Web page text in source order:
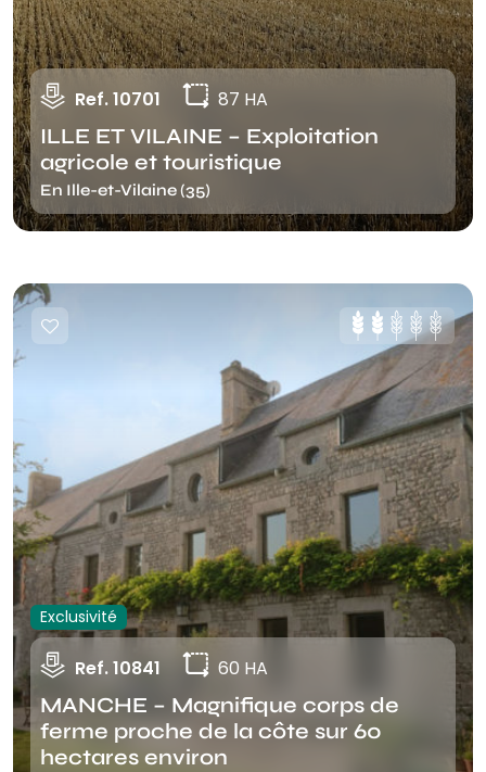
Ref. 10701 87 HA
ILLE ET VILAINE – Exploitation
agricole et touristique
En Ille-et-Vilaine (35)
Exclusivité
Ref. 10841 60 HA
MANCHE – Magnifique corps de
ferme proche de la côte sur 60
hectares environ